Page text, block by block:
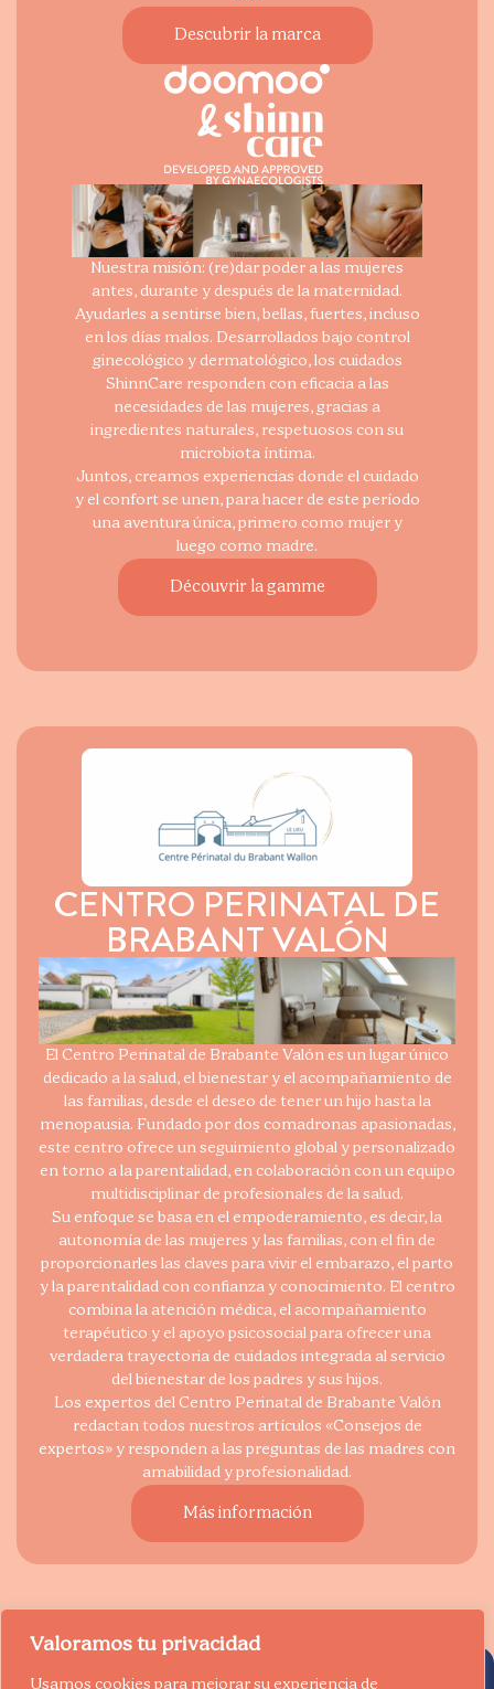
Valoramos tu privacidad
Usamos cookies para mejorar su experiencia de
Descubrir la marca
Nuestra misión: (re)dar poder a las mujeres
antes, durante y después de la maternidad.
Ayudarles a sentirse bien, bellas, fuertes, incluso
en los días malos. Desarrollados bajo control
ginecológico y dermatológico, los cuidados
ShinnCare responden con eficacia a las
necesidades de las mujeres, gracias a
ingredientes naturales, respetuosos con su
microbiota íntima.
Juntos, creamos experiencias donde el cuidado
y el confort se unen, para hacer de este período
una aventura única, primero como mujer y
luego como madre.
Découvrir la gamme
CENTRO PERINATAL DE
BRABANT VALÓN
El Centro Perinatal de Brabante Valón es un lugar único
dedicado a la salud, el bienestar y el acompañamiento de
las familias, desde el deseo de tener un hijo hasta la
menopausia. Fundado por dos comadronas apasionadas,
este centro ofrece un seguimiento global y personalizado
en torno a la parentalidad, en colaboración con un equipo
multidisciplinar de profesionales de la salud.
Su enfoque se basa en el empoderamiento, es decir, la
autonomía de las mujeres y las familias, con el fin de
proporcionarles las claves para vivir el embarazo, el parto
y la parentalidad con confianza y conocimiento. El centro
combina la atención médica, el acompañamiento
terapéutico y el apoyo psicosocial para ofrecer una
verdadera trayectoria de cuidados integrada al servicio
del bienestar de los padres y sus hijos.
Los expertos del Centro Perinatal de Brabante Valón
redactan todos nuestros artículos «Consejos de
expertos» y responden a las preguntas de las madres con
amabilidad y profesionalidad.
Más información